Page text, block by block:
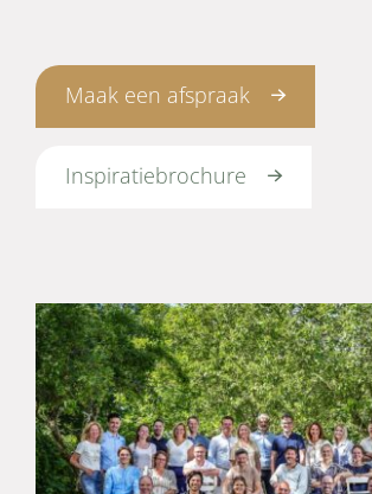
Maak een afspraak
Inspiratiebrochure